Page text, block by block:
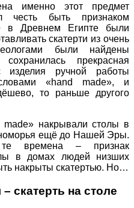
именно этот предмет
честь быть признаком
в Древнем Египте были
скатерти из очень
были найдены
прекрасная
ручной работы
«hand made», и
то раньше другого
made» накрывали столы в
ещё до Нашей Эры.
времена – признак
в домах людей низших
накрыты скатертью. Но…
скатерть на столе